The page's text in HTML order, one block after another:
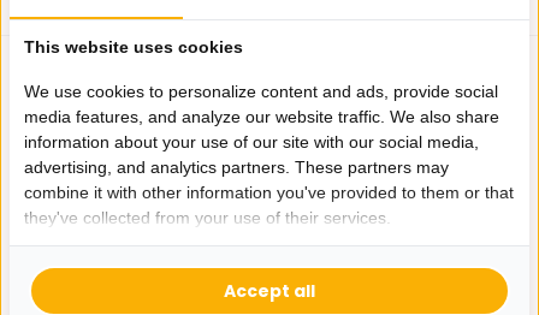
Kussen Palma - 45 cm -
Bruin
Laat je huis schitteren met
deze prachtige kusse...
Kussen Metropole - 45 cm
- Bruin/Goud
deze prachtige kusse...
This website uses cookies
We use cookies to personalize content and ads, provide social
media features, and analyze our website traffic. We also share
information about your use of our site with our social media,
advertising, and analytics partners. These partners may
combine it with other information you've provided to them or that
they've collected from your use of their services.
Accept all